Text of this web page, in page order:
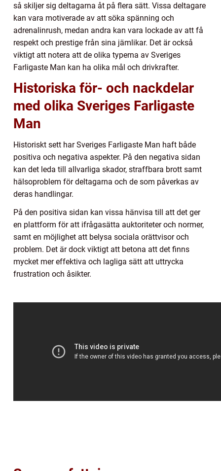
så skiljer sig deltagarna åt på flera sätt. Vissa deltagare
kan vara motiverade av att söka spänning och
adrenalinrush, medan andra kan vara lockade av att få
respekt och prestige från sina jämlikar. Det är också
viktigt att notera att de olika typerna av Sveriges
Farligaste Man kan ha olika mål och drivkrafter.
Historiska för- och nackdelar
med olika Sveriges Farligaste
Man
Historiskt sett har Sveriges Farligaste Man haft både
positiva och negativa aspekter. På den negativa sidan
kan det leda till allvarliga skador, straffbara brott samt
hälsoproblem för deltagarna och de som påverkas av
deras handlingar.
På den positiva sidan kan vissa hänvisa till att det ger
en plattform för att ifrågasätta auktoriteter och normer,
samt en möjlighet att belysa sociala orättvisor och
problem. Det är dock viktigt att betona att det finns
mycket mer effektiva och lagliga sätt att uttrycka
frustration och åsikter.